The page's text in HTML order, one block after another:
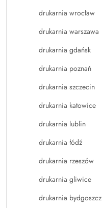
drukarnia wrocław
drukarnia warszawa
drukarnia gdańsk
drukarnia poznań
drukarnia szczecin
drukarnia katowice
drukarnia lublin
drukarnia łódź
drukarnia rzeszów
drukarnia gliwice
drukarnia bydgoszcz